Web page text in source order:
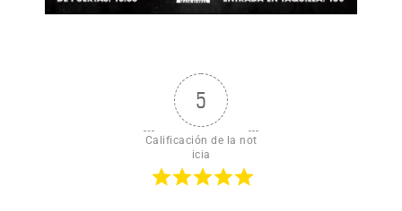
5
Calificación de la not
icia